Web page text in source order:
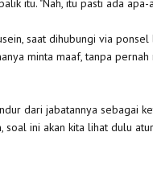
saat dihubungi via
minta maaf, tanpa
dari jabatannya sebagai
soal ini akan kita lihat dulu